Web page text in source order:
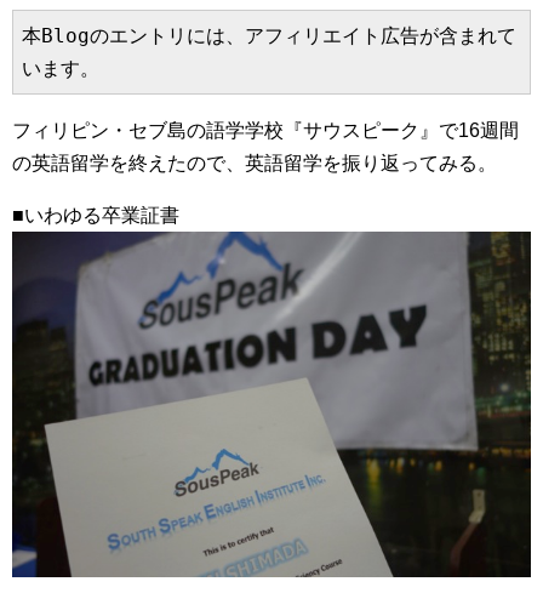
本Blogのエントリには、アフィリエイト広告が含まれて
います。
フィリピン・セブ島の語学学校『サウスピーク』で16週間
の英語留学を終えたので、英語留学を振り返ってみる。
■いわゆる卒業証書